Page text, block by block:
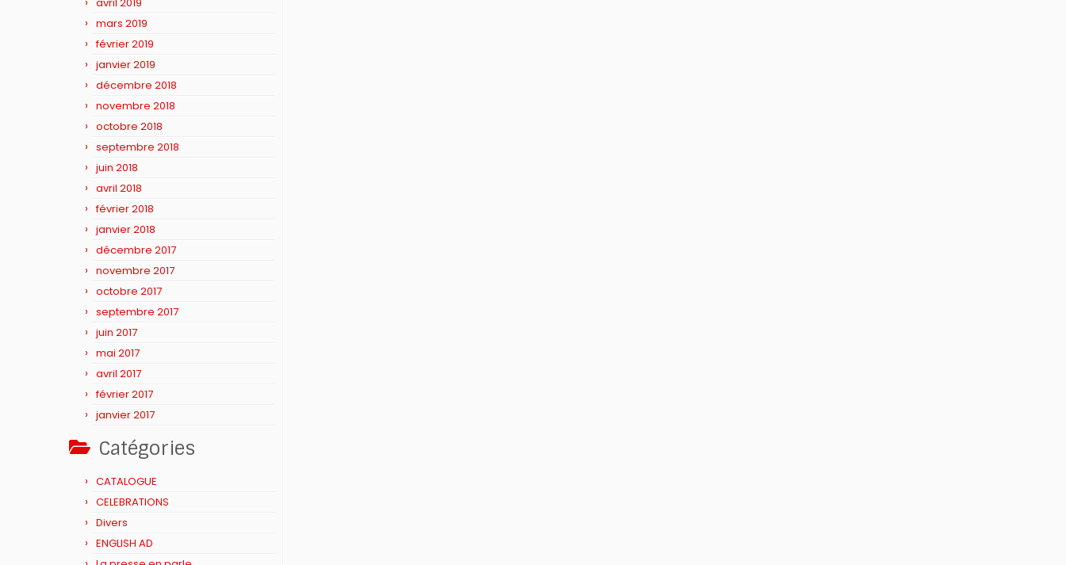
mars 2019
février 2019
janvier 2019
décembre 2018
novembre 2018
octobre 2018
septembre 2018
juin 2018
avril 2018
février 2018
janvier 2018
décembre 2017
novembre 2017
octobre 2017
septembre 2017
juin 2017
mai 2017
avril 2017
février 2017
janvier 2017
Catégories
CATALOGUE
CELEBRATIONS
Divers
ENGLISH AD